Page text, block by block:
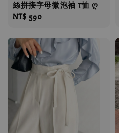
絲拼接字母微泡袖 T恤 ღ
Regular
NT$ 590